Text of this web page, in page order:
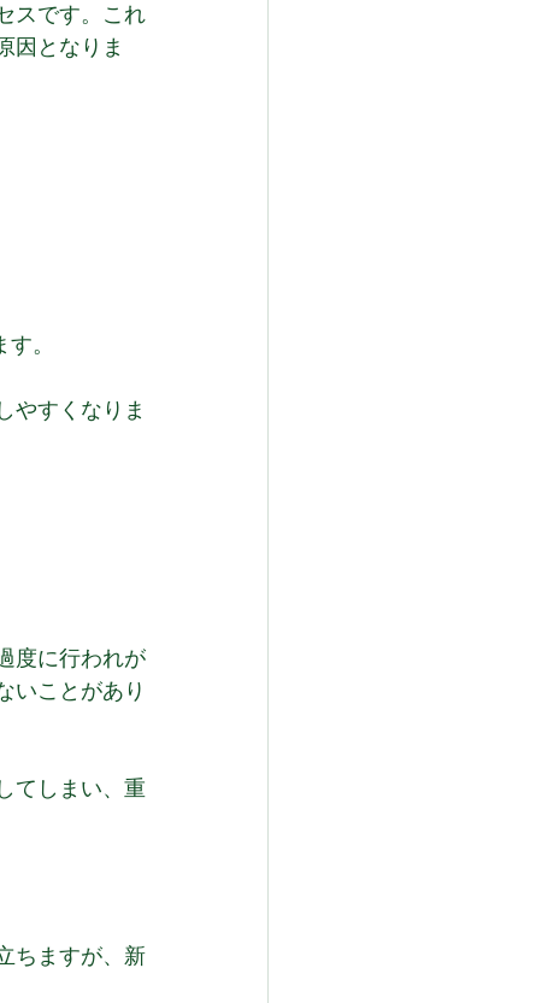
スです。これ
因となりま
。
やすくなりま
度に行われが
いことがあり
てしまい、重
ちますが、新